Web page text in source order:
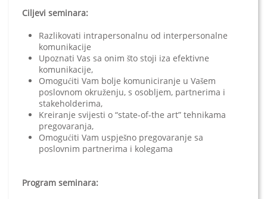
Ciljevi seminara:
Razlikovati intrapersonalnu od interpersonalne
komunikacije
Upoznati Vas sa onim što stoji iza efektivne
komunikacije,
Omogućiti Vam bolje komuniciranje u Vašem
poslovnom okruženju, s osobljem, partnerima i
stakeholderima,
Kreiranje svijesti o “state-of-the art” tehnikama
pregovaranja,
Omogućiti Vam uspješno pregovaranje sa
poslovnim partnerima i kolegama
Program seminara: